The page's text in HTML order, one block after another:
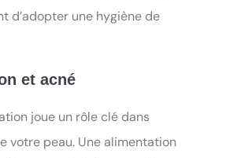
d’adopter une hygiène de
et acné
joue un rôle clé dans
votre peau. Une alimentation